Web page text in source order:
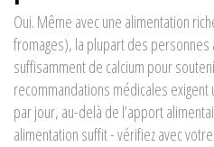
Oui. Même avec une alimentation
fromages), la plupart des personnes
suffisamment de calcium pour
recommandations médicales exigent
par jour, au-delà de l’apport
alimentation suffit - vérifiez avec